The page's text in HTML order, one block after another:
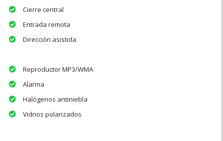
Cierre central
Entrada remota
Dirección asistida
Reproductor MP3/WMA
Alarma
Halógenos antiniebla
Vidrios polarizados